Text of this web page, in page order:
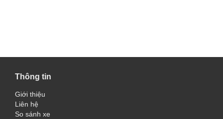
Thông tin
Giới thiệu
Liên hệ
So sánh xe